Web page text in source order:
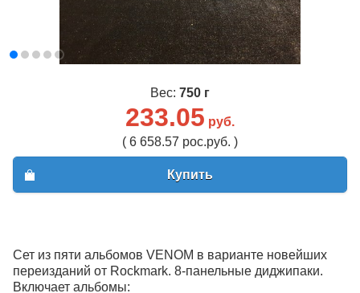
Вес: 750 г
233.05 руб.
( 6 658.57 рос.руб. )
Купить
Сет из пяти альбомов VENOM в варианте новейших
переизданий от Rockmark. 8-панельные диджипаки.
Включает альбомы: